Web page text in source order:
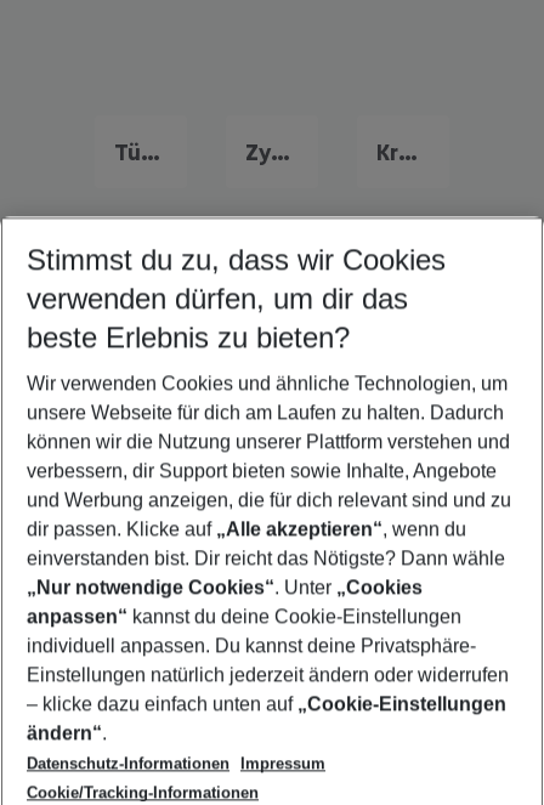
Türkei Frühbucher Angebote Zypern Flug & Hotel Kroatien Flug & Hotel
Quicklinks
Urlaub Santorin
Familienurlaub Santorin
Last Minute Santorin
Pauschalreisen Santorin
Flug & Hotel Santorin
Footer
Footer navigation
Über uns
AGB
Bestpreisgarantie
Cookie-Einstellungen ändern
Agenturbetreuung
Barrierefreies Reisen
Folge uns
Stimmst du zu, dass wir Cookies
verwenden dürfen, um dir das
beste Erlebnis zu bieten?
Wir verwenden Cookies und ähnliche Technologien, um
unsere Webseite für dich am Laufen zu halten. Dadurch
können wir die Nutzung unserer Plattform verstehen und
verbessern, dir Support bieten sowie Inhalte, Angebote
und Werbung anzeigen, die für dich relevant sind und zu
dir passen. Klicke auf „Alle akzeptieren“, wenn du
einverstanden bist. Dir reicht das Nötigste? Dann wähle
„Nur notwendige Cookies“. Unter „Cookies
anpassen“ kannst du deine Cookie-Einstellungen
individuell anpassen. Du kannst deine Privatsphäre-
Einstellungen natürlich jederzeit ändern oder widerrufen
– klicke dazu einfach unten auf „Cookie-Einstellungen
ändern“.
Datenschutz-Informationen
Impressum
Cookie/Tracking-Informationen